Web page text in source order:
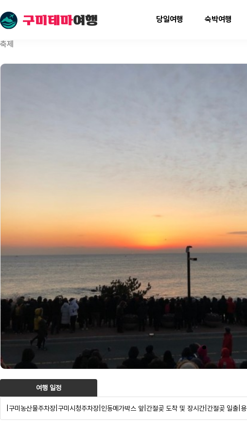
당일여행 숙박여행
축제
여행 일정
|구미농산물주차장|구미시청주차장|인동메가박스 앞|간절곶 도착 및 장시간|간절곶 일출|